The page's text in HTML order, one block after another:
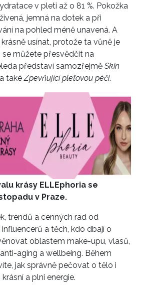
v pleti až o 81 %. Pokožka
jemná na dotek a při
na pohled méně unavená. A
usínat, protože ta vůně je
můžete přesvědčit na
představí samozřejmě Skin
takéZpevňující pleťovou péči.
krásy ELLEphoria se
v Praze.
trendů a cenných rad od
a těch, kdo dbají o
oblastem make-upu, vlasů,
aging a wellbeing. Během
jak správně pečovat o tělo i
a plni energie.